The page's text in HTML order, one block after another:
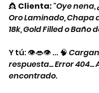
👸 Clienta:"Oye nena,
Oro Laminado, Chapa
18k, Gold Filled o Baño
Y tú: 👁️👄👁️ ... 🧠
respuesta... Error 404...
encontrado.